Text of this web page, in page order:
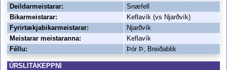
Deildarmeistarar:
Snæfell
Bikarmeistarar:
Keflavík (vs Njarðvík)
Fyrirtækjabikarmeistarar:
Njarðvík
Meistarar meistaranna:
Keflavík
Féllu:
Þór Þ, Breiðablik
ÚRSLITAKEPPNI